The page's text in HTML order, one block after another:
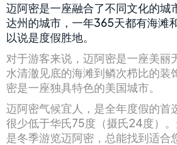
迈阿密是一座融合了不同文化的城
达州的城市，一年365天都有海滩
以说是度假胜地。
对于游客来说，迈阿密是一座美丽
水清澈见底的海滩到鳞次栉比的装
密是一座独具特色的美国城市。
迈阿密气候宜人，是全年度假的首
很少低于华氏75度（摄氏24度）
是冬季游览迈阿密，总能找到适合